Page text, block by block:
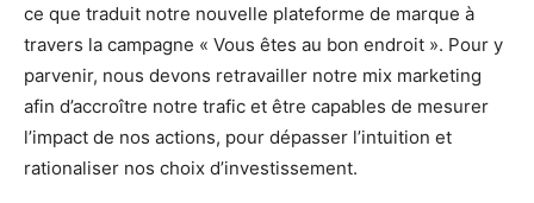
ce que traduit notre nouvelle plateforme de marque à
travers la campagne « Vous êtes au bon endroit ». Pour y
parvenir, nous devons retravailler notre mix marketing
afin d’accroître notre trafic et être capables de mesurer
l’impact de nos actions, pour dépasser l’intuition et
rationaliser nos choix d’investissement.